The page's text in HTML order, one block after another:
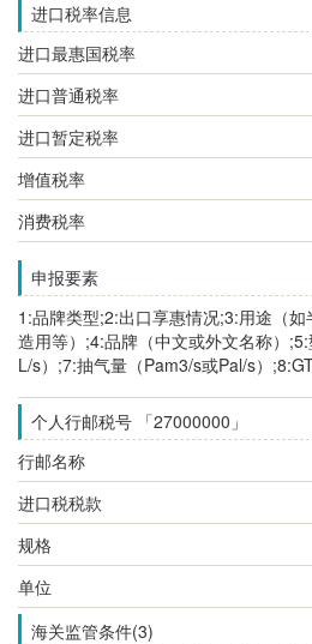
进口税率信息
进口最惠国税率
进口普通税率
进口暂定税率
增值税率
消费税率
申报要素
1:品牌类型;2:出口享惠情况;3:用途（
造用等）;4:品牌（中文或外文名称）
L/s）;7:抽气量（Pam3/s或Pal/s）
个人行邮税号 「27000000」
行邮名称
进口税税款
规格
单位
海关监管条件(3)